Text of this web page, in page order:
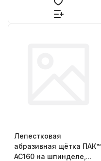
Лепестковая
абразивная щётка ПАК™
AC160 на шпинделе,